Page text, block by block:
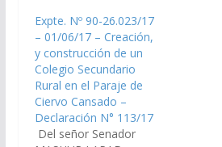
medidas necesarias a
los fines que se
incorpore en el Plan
de…
Expte. Nº 90-26.023/17
– 01/06/17 – Creación,
y construcción de un
Colegio Secundario
Rural en el Paraje de
Ciervo Cansado –
Declaración N° 113/17
Del señor Senador